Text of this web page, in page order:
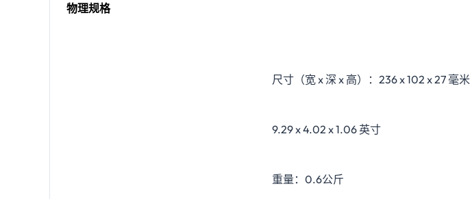
物理规格
尺寸（宽 x 深 x 高）：236 x 102 x 27 毫米
9.29 x 4.02 x 1.06 英寸
重量：0.6公斤